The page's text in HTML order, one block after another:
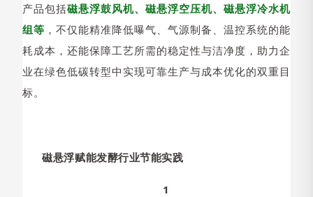
产品包括磁悬浮鼓风机、磁悬浮空压机、磁悬浮冷水机
组等 ，不仅能精准降低曝气、气源制备、温控系统的能
耗成本，还能保障工艺所需的稳定性与洁净度， 助力企
业在绿色低碳转型中实现可靠生产与成本优化的双重目
标。
磁悬浮赋能发酵行业节能实践
1